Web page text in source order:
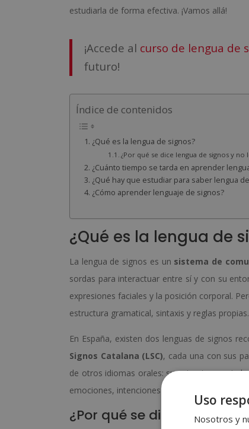
estudiarla de forma efectiva. ¡Vamos allá!
¡Accede al curso de lengua de
futuro!
Índice de contenidos
¿Qué es la lengua de signos?
¿Por qué se dice lengua de signos y no
¿Cuánto tiempo se tarda en aprender
¿Qué hay que estudiar para saber lengua
¿Cómo aprender lenguaje de signos?
¿Qué es la lengua de
La lengua de signos es un sistema de
sordas para interactuar entre sí y con su
expresiones faciales y la posición corporal.
estructura gramatical, sintaxis y reglas propias.
En España, existen dos lenguas de signos
Signos Catalana (LSC), cada una con sus
de otros idiomas orales: su estructura es
emociones, intenciones y matices culturales.
¿Por qué se dice lengua
Uso
Nosotros y